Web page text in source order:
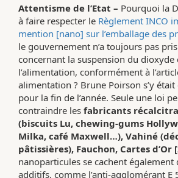
Attentisme de l’Etat – Pourquoi la
à faire respecter le Règlement INCO
mention [nano] sur l’emballage des
le gouvernement n’a toujours pas pris
concernant la suspension du dioxyde
l’alimentation, conformément à
alimentation ? Brune Poirson s’y
pour la fin de l’année. Seule une loi
contraindre les fabricants
(biscuits Lu, chewing-gums
Milka, café Maxwell…), Vahiné
pâtissières), Fauchon, Cartes d’Or
nanoparticules se cachent également
additifs, comme l’anti-agglomérant E